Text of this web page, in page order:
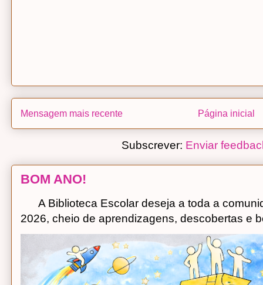
Mensagem mais recente Página inicial
Subscrever: Enviar
BOM ANO!
A Biblioteca Escolar deseja a toda a
2026, cheio de aprendizagens, descobertas e